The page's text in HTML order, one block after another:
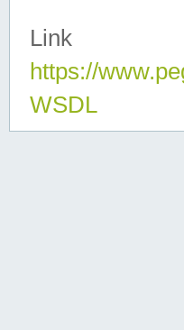
https://
WSDL